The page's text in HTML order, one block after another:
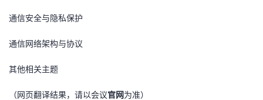
通信安全与隐私保护
通信网络架构与协议
其他相关主题
（网页翻译结果，请以会议官网为准）